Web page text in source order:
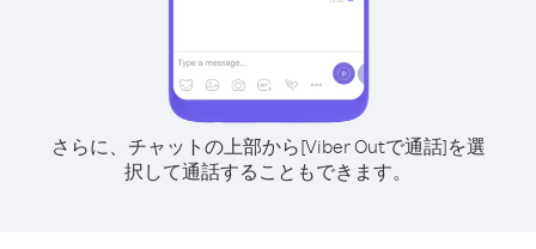
さらに、チャットの上部から[Viber Outで通話]を選
択して通話することもできます。